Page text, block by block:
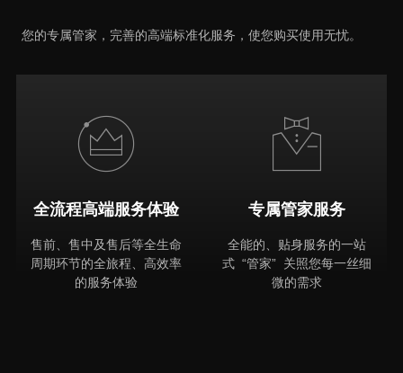
您的专属管家，完善的高端标准化服务，使您购买使用无忧。
全流程高端服务体验
售前、售中及售后等全生命
周期环节的全旅程、高效率
的服务体验
专属管家服务
全能的、贴身服务的一站
式 “管家” 关照您每一丝细
微的需求